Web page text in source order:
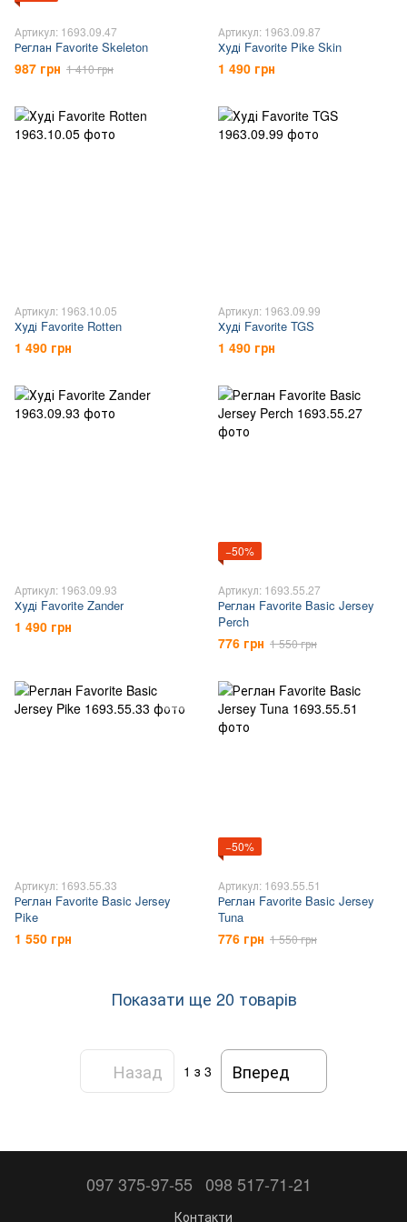
Артикул: 1693.09.47
Реглан Favorite Skeleton
987 грн 1 410 грн
Артикул: 1963.09.87
Худі Favorite Pike Skin
1 490 грн
Артикул: 1963.10.05
Худі Favorite Rotten
1 490 грн
Артикул: 1963.09.99
Худі Favorite TGS
1 490 грн
Артикул: 1963.09.93
Худі Favorite Zander
1 490 грн
−50%
Артикул: 1693.55.27
Реглан Favorite Basic Jersey
Perch
776 грн 1 550 грн
Артикул: 1693.55.33
Реглан Favorite Basic Jersey
Pike
1 550 грн
−50%
Артикул: 1693.55.51
Реглан Favorite Basic Jersey
Tuna
776 грн 1 550 грн
Показати ще 20 товарів
Назад 1 з 3 Вперед
097 375-97-55 098 517-71-21
Контакти